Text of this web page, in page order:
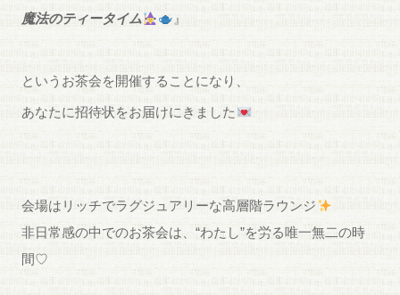
魔法のティータイム
』
というお茶会を開催することになり、
あなたに招待状をお届けにきました
会場はリッチでラグジュアリーな高層階ラウンジ
非日常感の中でのお茶会は、“わたし”を労る唯一無二の時
間♡